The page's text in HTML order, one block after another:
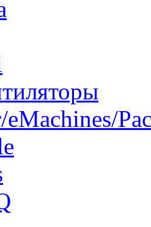
eMachines/